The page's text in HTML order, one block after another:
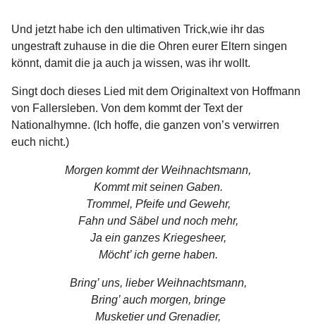
Und jetzt habe ich den ultimativen Trick,wie ihr das
ungestraft zuhause in die die Ohren eurer Eltern singen
könnt, damit die ja auch ja wissen, was ihr wollt.
Singt doch dieses Lied mit dem Originaltext von Hoffmann
von Fallersleben. Von dem kommt der Text der
Nationalhymne. (Ich hoffe, die ganzen von’s verwirren
euch nicht.)
Morgen kommt der Weihnachtsmann,
Kommt mit seinen Gaben.
Trommel, Pfeife und Gewehr,
Fahn und Säbel und noch mehr,
Ja ein ganzes Kriegesheer,
Möcht’ ich gerne haben.
Bring’ uns, lieber Weihnachtsmann,
Bring’ auch morgen, bringe
Musketier und Grenadier,